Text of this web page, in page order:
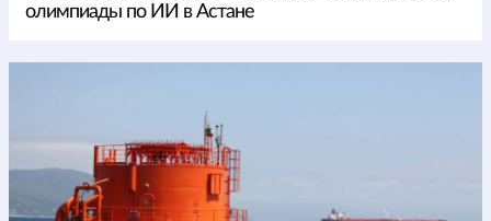
олимпиады по ИИ в Астане